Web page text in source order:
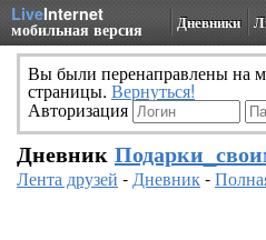
LiveInternet
мобильная версия Дневники
Вы были перенаправлены на
страницы. Вернуться!
Авторизация
Дневник
Лента друзей -Дневник-